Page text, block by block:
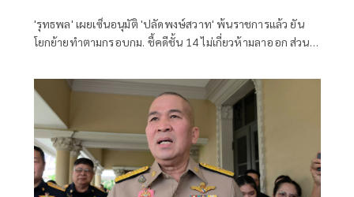
'รุทธพล' เผยเซ็นอนุมัติ 'ปลัดพงษ์สวาท' พ้นราชการแล้ว ยัน
โยกย้ายทำตามกรอบกม. ชี้คดีชั้น 14 ไม่เกี่ยวห้ามลาออก ส่วน